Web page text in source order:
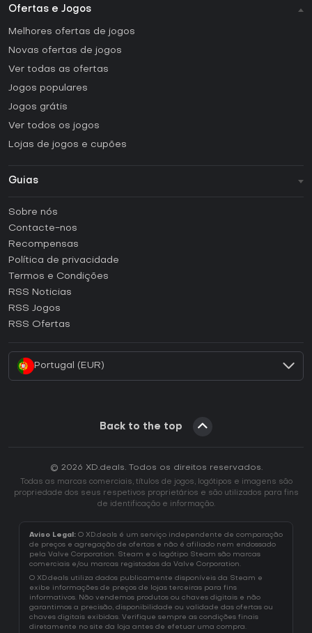
Ofertas e Jogos
Melhores ofertas de jogos
Novas ofertas de jogos
Ver todas as ofertas
Jogos populares
Jogos grátis
Ver todos os jogos
Lojas de jogos e cupões
Guias
Como ativar uma CD Key Steam?
Como ativar uma CD Key Epic Games?
Como ativar uma CD Key GOG?
Como ativar uma CD Key Ubisoft Connect?
Sobre nós
Contacte-nos
Recompensas
Política de privacidade
Termos e Condições
RSS Noticias
RSS Jogos
RSS Ofertas
Portugal (EUR)
Back to the top
© 2026 XD.deals. Todos os direitos reservados.
Todas as marcas comerciais, títulos de jogos, logótipos e imagens são
propriedade dos seus respetivos proprietários e são utilizados para fins
de identificação e informação.
Aviso Legal: O XD.deals é um serviço independente de comparação
de preços e agregação de ofertas e não é afiliado nem endossado
pela Valve Corporation. Steam e o logótipo Steam são marcas
comerciais e/ou marcas registadas da Valve Corporation.
O XD.deals utiliza dados publicamente disponíveis da Steam e
exibe informações de preços de lojas terceiras para fins
informativos. Não vendemos produtos ou chaves digitais e não
garantimos a precisão, disponibilidade ou validade das ofertas ou
chaves digitais exibidas. Verifique sempre as condições finais
diretamente no site da loja antes de efetuar uma compra.